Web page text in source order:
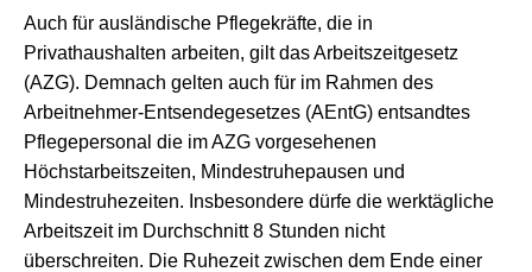
Auch für ausländische Pflegekräfte, die in
Privathaushalten arbeiten, gilt das Arbeitszeitgesetz
(AZG). Demnach gelten auch für im Rahmen des
Arbeitnehmer-Entsendegesetzes (AEntG) entsandtes
Pflegepersonal die im AZG vorgesehenen
Höchstarbeitszeiten, Mindestruhepausen und
Mindestruhezeiten. Insbesondere dürfe die werktägliche
Arbeitszeit im Durchschnitt 8 Stunden nicht
überschreiten. Die Ruhezeit zwischen dem Ende einer